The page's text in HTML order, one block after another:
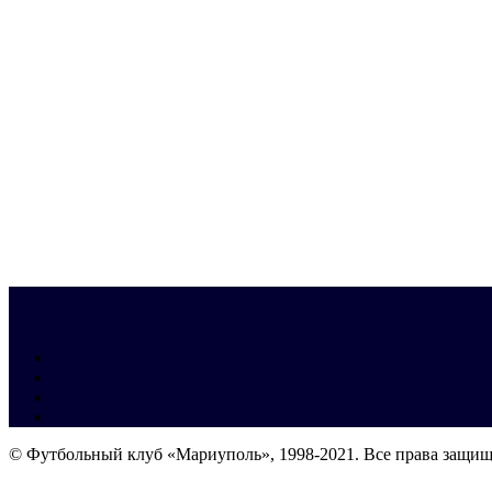
© Футбольный клуб «Мариуполь», 1998-2021. Все права